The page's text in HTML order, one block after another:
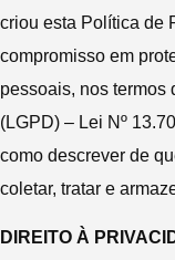
criou esta Política de
compromisso em
pessoais, nos termos
(LGPD) – Lei Nº
como descrever de
coletar, tratar e
DIREITO À